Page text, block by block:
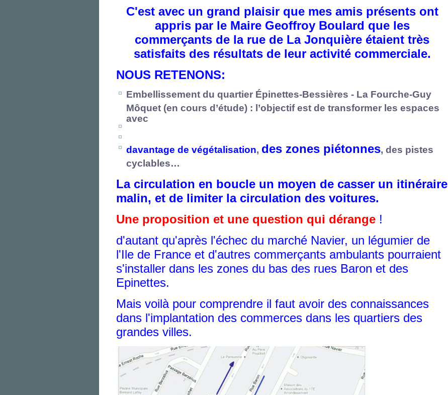
C'est avec un grand plaisir que mes amis présents ont
appris par le Maire Geoffroy Boulard que les
commerçants de la rue de La Jonquière étaient très
satisfaits des résultats de leur activité commerciale.
NOUS RETENONS:
Embellissement du quartier Épinettes-Bessières - La Fourche-Guy
Môquet (en cours d’étude) : l’objectif est de transformer les espaces
avec
davantage de végétalisation, des zones piétonnes, des pistes
cyclables…
La circulation en boucle un moyen de casser un itinéraire
malin, et de limiter la circulation des voitures.
Une proposition et une question qui dérange !
d'autant qu'après l'échec du marché Navier, un légumier de
l'Ile de France et d'autres commerçants ambulants pourraient
s'installer dans les zones du bas des rues Baron et des
Epinettes.
Mais voilà pour comprendre il faut avoir des connaissances
dans l'implantation des commerces dans les quartiers des
grandes villes.